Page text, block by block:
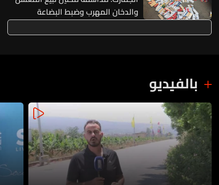
والدخان المهرب وضبط البضاعة
بالفيديو